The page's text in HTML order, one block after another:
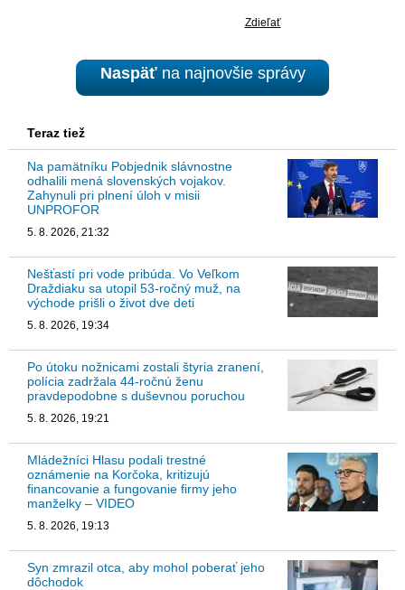
Zdieľať
Naspäťna najnovšie správy
Teraz tiež
Na pamätníku Pobjednik slávnostne
odhalili mená slovenských vojakov.
Zahynuli pri plnení úloh v misii
UNPROFOR
5. 8. 2026, 21:32
Nešťastí pri vode pribúda. Vo Veľkom
Draždiaku sa utopil 53-ročný muž, na
východe prišli o život dve deti
5. 8. 2026, 19:34
Po útoku nožnicami zostali štyria zranení,
polícia zadržala 44-ročnú ženu
pravdepodobne s duševnou poruchou
5. 8. 2026, 19:21
Mládežníci Hlasu podali trestné
oznámenie na Korčoka, kritizujú
financovanie a fungovanie firmy jeho
manželky – VIDEO
5. 8. 2026, 19:13
Syn zmrazil otca, aby mohol poberať jeho
dôchodok